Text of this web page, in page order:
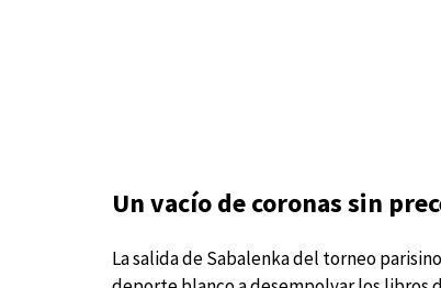
Un vacío de coronas sin
La salida de Sabalenka del torneo